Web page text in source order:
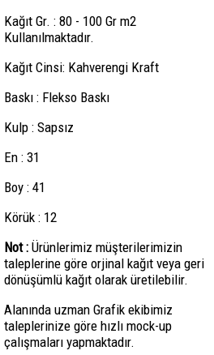
Kağıt Gr. : 80 - 100 Gr m2
Kullanılmaktadır.
Kağıt Cinsi: Kahverengi Kraft
Baskı : Flekso Baskı
Kulp : Sapsız
En : 31
Boy : 41
Körük : 12
Not : Ürünlerimiz müşterilerimizin
taleplerine göre orjinal kağıt veya geri
dönüşümlü kağıt olarak üretilebilir.
Alanında uzman Grafik ekibimiz
taleplerinize göre hızlı mock-up
çalışmaları yapmaktadır.